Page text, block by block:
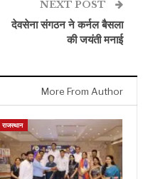
NEXT POST
देवसेना संगठन ने कर्नल बैसला
की जयंती मनाई
More From Author
राजस्थान